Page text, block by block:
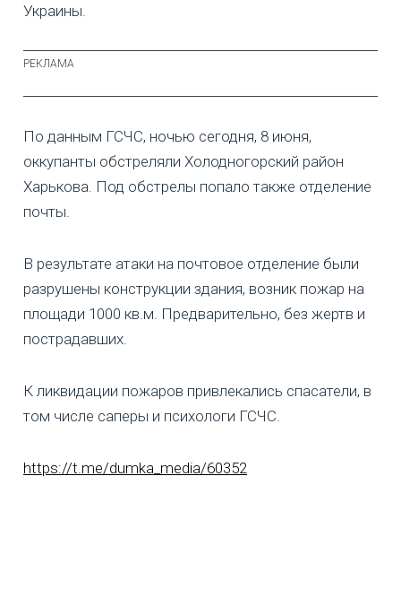
Украины.
По данным ГСЧС, ночью сегодня, 8 июня,
оккупанты обстреляли Холодногорский район
Харькова. Под обстрелы попало также отделение
почты.
В результате атаки на почтовое отделение были
разрушены конструкции здания, возник пожар на
площади 1000 кв.м. Предварительно, без жертв и
пострадавших.
К ликвидации пожаров привлекались спасатели, в
том числе саперы и психологи ГСЧС.
https://t.me/dumka_media/60352